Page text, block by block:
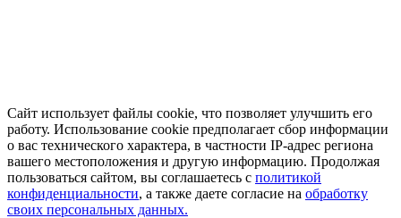
Сайт использует файлы cookie, что позволяет улучшить его
работу. Использование cookie предполагает сбор информации
о вас технического характера, в частности IP-адрес региона
вашего местоположения и другую информацию. Продолжая
пользоваться сайтом, вы соглашаетесь с политикой
конфиденциальности, а также даете согласие на обработку
своих персональных данных.